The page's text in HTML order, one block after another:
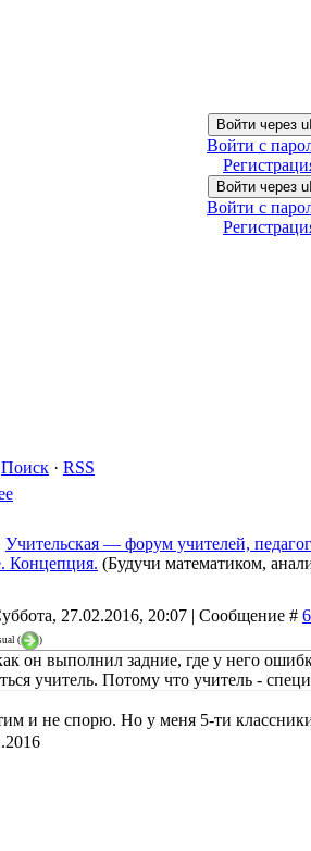
Войти через
Войти с
Войти через
Войти с
Поиск · RSS
Учительская — форум учителей,
Концепция. (Будучи математиком,
27.02.2016, 20:07 | Сообщение #
( )
он выполнил задние, где у него
учитель. Потому что учитель -
и не спорю. Но у меня 5-ти